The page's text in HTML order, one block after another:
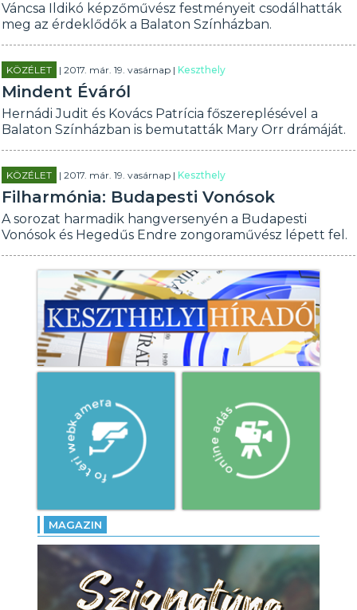
Váncsa Ildikó képzőművész festményeit csodálhatták
meg az érdeklődők a Balaton Színházban.
KÖZÉLET | 2017. már. 19. vasárnap |Keszthely
Mindent Éváról
Hernádi Judit és Kovács Patrícia főszereplésével a
Balaton Színházban is bemutatták Mary Orr drámáját.
KÖZÉLET | 2017. már. 19. vasárnap |Keszthely
Filharmónia: Budapesti Vonósok
A sorozat harmadik hangversenyén a Budapesti
Vonósok és Hegedűs Endre zongoraművész lépett fel.
MAGAZIN